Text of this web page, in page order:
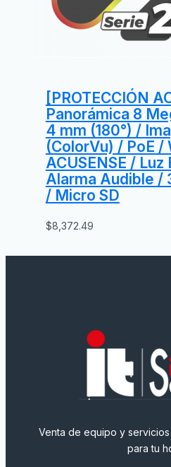
[PROTECCIÓN
Panorámica 8
4 mm (180°) /
(ColorVu) / PoE /
ACUSENSE /
Alarma Audible /
/ Micro SD
$8,372.49
Venta de equipo y
para tu